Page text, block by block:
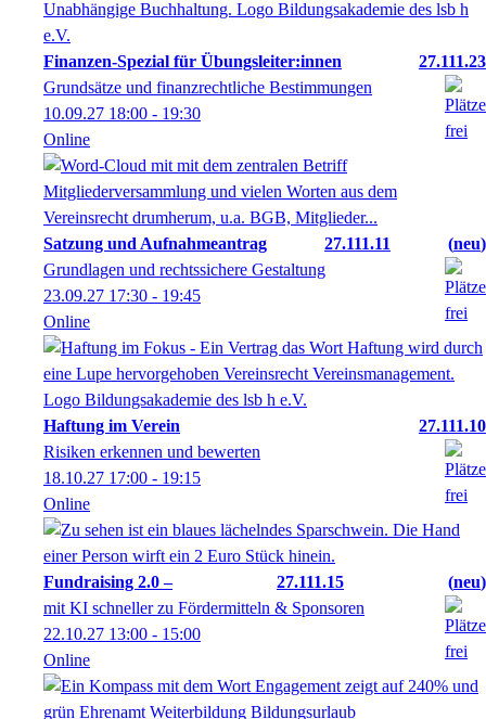
Finanzen-Spezial für Übungsleiter:innen
27.111.23
Grundsätze und finanzrechtliche Bestimmungen
10.09.27 18:00 - 19:30
Online
Satzung und Aufnahmeantrag 27.111.11
neu
Grundlagen und rechtssichere Gestaltung
23.09.27 17:30 - 19:45
Online
Haftung im Verein
27.111.10
Risiken erkennen und bewerten
18.10.27 17:00 - 19:15
Online
Fundraising 2.0 – 27.111.15
neu
mit KI schneller zu Fördermitteln & Sponsoren
22.10.27 13:00 - 15:00
Online